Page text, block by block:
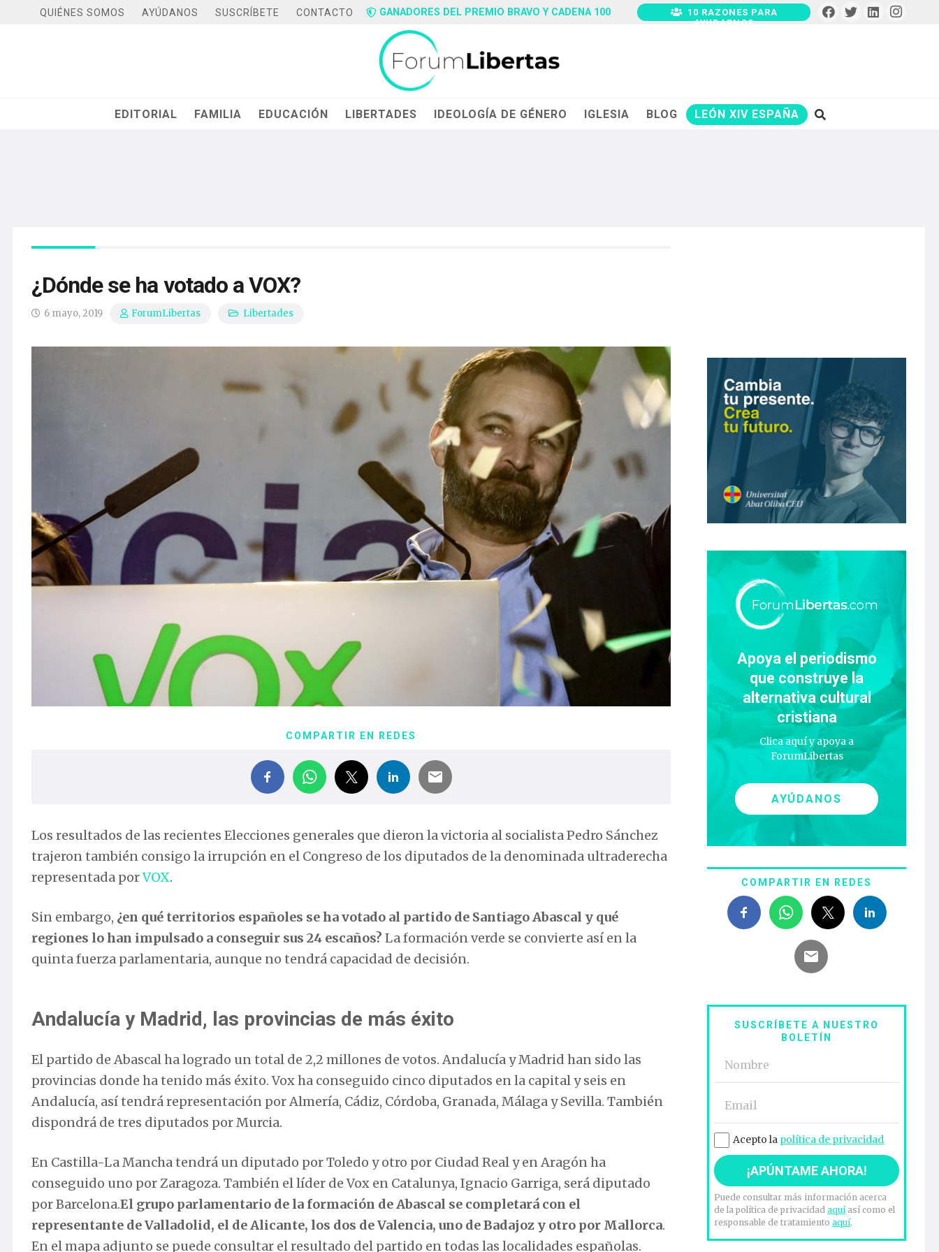
QUIÉNES SOMOS AYÚDANOS SUSCRÍBETE CONTACTO GANADORES DEL PREMIO BRAVO Y CADENA 100
10 RAZONES PARA
AYUDARNOS
EDITORIAL FAMILIA EDUCACIÓN LIBERTADES IDEOLOGÍA DE GÉNERO IGLESIA BLOG LEÓN XIV ESPAÑA
¿Dónde se ha votado a VOX?
6 mayo, 2019 ForumLibertas Libertades
COMPARTIR EN REDES
Los resultados de las recientes Elecciones generales que dieron la victoria al socialista Pedro Sánchez
trajeron también consigo la irrupción en el Congreso de los diputados de la denominada ultraderecha
representada porVOX.
Sin embargo, ¿en qué territorios españoles se ha votado al partido de Santiago Abascal y qué
regiones lo han impulsado a conseguir sus 24 escaños? La formación verde se convierte así en la
quinta fuerza parlamentaria, aunque no tendrá capacidad de decisión.
Andalucía y Madrid, las provincias de más éxito
El partido de Abascal ha logrado un total de 2,2 millones de votos. Andalucía y Madrid han sido las
provincias donde ha tenido más éxito. Vox ha conseguido cinco diputados en la capital y seis en
Andalucía, así tendrá representación por Almería, Cádiz, Córdoba, Granada, Málaga y Sevilla. También
dispondrá de tres diputados por Murcia.
En Castilla-La Mancha tendrá un diputado por Toledo y otro por Ciudad Real y en Aragón ha
conseguido uno por Zaragoza. También el líder de Vox en Catalunya, Ignacio Garriga, será diputado
por Barcelona.El grupo parlamentario de la formación de Abascal se completará con el
representante de Valladolid, el de Alicante, los dos de Valencia, uno de Badajoz y otro por Mallorca.
En el mapa adjunto se puede consultar el resultado del partido en todas las localidades españolas.
Apoya el periodismo
que construye la
alternativa cultural
cristiana
Clica aquí y apoya a
ForumLibertas
AYÚDANOS
COMPARTIR EN REDES
SUSCRÍBETE A NUESTRO
BOLETÍN
Acepto la política de privacidad
Puede consultar más información acerca
de la política de privacidadaquíasí como el
responsable de tratamientoaquí.